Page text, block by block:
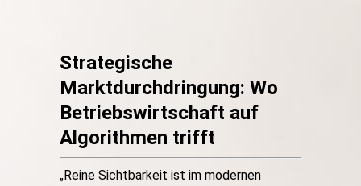
Strategische
Marktdurchdringung: Wo
Betriebswirtschaft auf
Algorithmen trifft
„Reine Sichtbarkeit ist im modernen